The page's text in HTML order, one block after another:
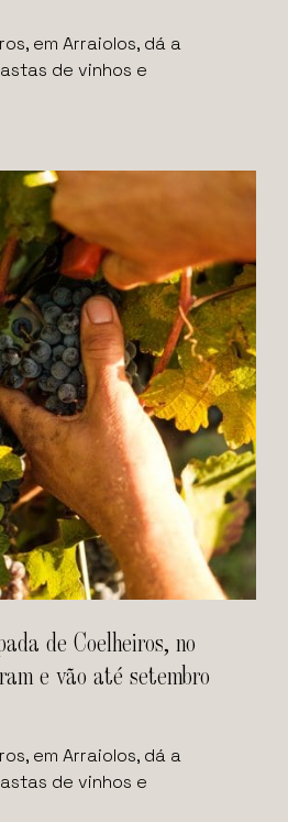
em Arraiolos, dá a
de vinhos e
de Coelheiros, no
e vão até setembro
em Arraiolos, dá a
de vinhos e